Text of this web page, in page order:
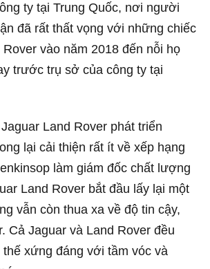
ty tại Trung Quốc, nơi người
đã rất thất vọng với những chiếc
vào năm 2018 đến nỗi họ
trước trụ sở của công ty tại
Land Rover phát triển
lại cải thiện rất ít về xếp hạng
làm giám đốc chất lượng
Land Rover bắt đầu lấy lại một
vẫn còn thua xa về độ tin cậy,
Cả Jaguar và Land Rover đều
xứng đáng với tầm vóc và